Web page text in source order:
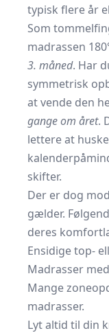
typisk flere år
Som
madrassen
3. måned. Har
symmetrisk
at vende den
gange om året.
lettere at
skifter.
Der er dog
gælder.
deres
Ensidige top-
Madrasser
Mange
madrasser.
Lyt altid til din